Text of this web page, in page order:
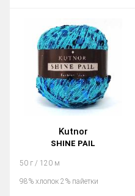
Kutnor
SHINE PAIL
50 г / 120 м
98% хлопок 2% пайетки